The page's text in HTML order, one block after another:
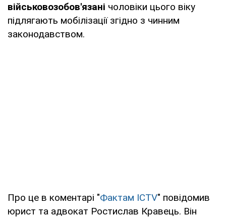
військовозобов'язані чоловіки цього віку
підлягають мобілізації згідно з чинним
законодавством.
Про це в коментарі "Фактам ICTV" повідомив
юрист та адвокат Ростислав Кравець. Він